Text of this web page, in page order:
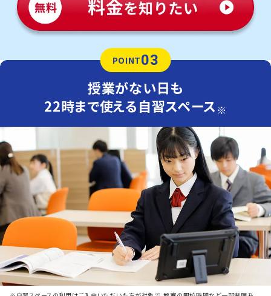
POINT03
授業がない日も
22時まで使える自習スペース ※